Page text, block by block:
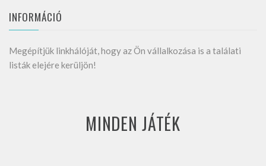
INFORMÁCIÓ
Megépítjük linkhálóját, hogy az Ön vállalkozása is a találati
listák elejére kerüljön!
MINDEN JÁTÉK